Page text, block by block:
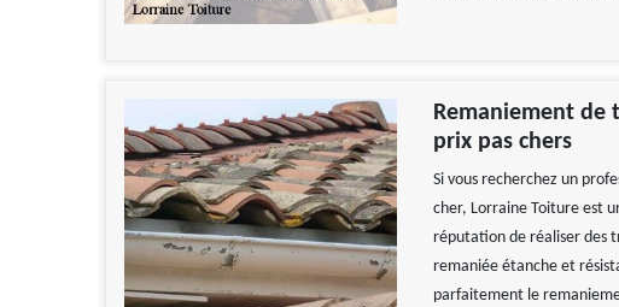
Remaniement de
prix pas chers
Si vous recherchez un
cher, Lorraine Toiture est
réputation de réaliser des
remaniée étanche et
parfaitement le